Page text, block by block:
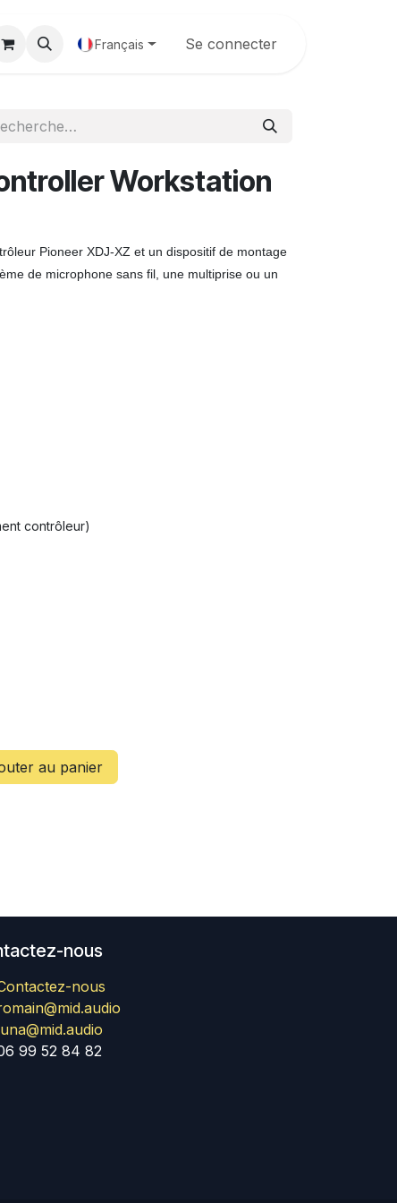
Galerie Français Se connecter
Workstation
Pioneer XDJ-XZ et un dispositif de montage
de microphone sans fil, une multiprise ou un
contrôleur)
au panier
nous
nous
99 52 84 82